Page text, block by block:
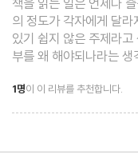
48 손해 본 집을 함부로
49 부자들은 왜 증여를
50 빚도 함께 증여해야
의 정도가 각자에게 달
있기 쉽지 않은 주제라
부를 왜 해야되나라는
차 알게 되겠지 라는 생
1명이 이 리뷰를 추천합니다.